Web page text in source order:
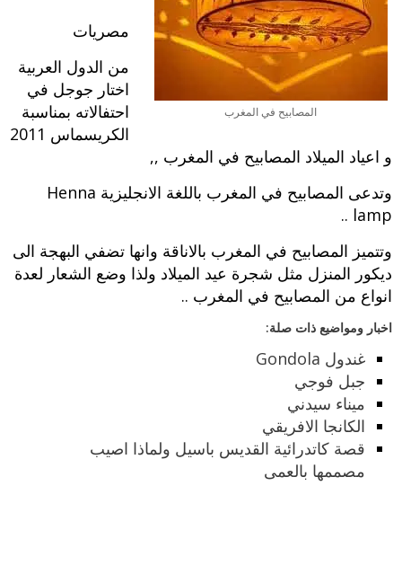
المصابيح في المغرب
مصريات
من الدول العربية
اختار جوجل في
احتفالاته بمناسبة
الكريسماس 2011
و اعياد الميلاد المصابيح في المغرب ,,
وتدعى المصابيح في المغرب باللغة الانجليزية Henna
lamp ..
وتتميز المصابيح في المغرب بالاناقة وانها تضفي البهجة الى
ديكور المنزل مثل شجرة عيد الميلاد ولذا وضع الشعار لعدة
انواع من المصابيح في المغرب ..
اخبار ومواضيع ذات صلة:
غندول Gondola
جبل فوجي
ميناء سيدني
الكانجا الافريقي
قصة كاتدرائية القديس باسيل ولماذا اصيب
مصممها بالعمى